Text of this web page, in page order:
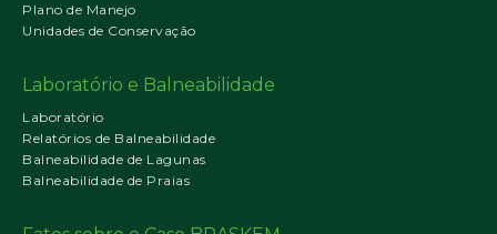
Plano de Manejo
Unidades de Conservação
Laboratório e Balneabilidade
Laboratório
Relatórios de Balneabilidade
Balneabilidade de Lagunas
Balneabilidade de Praias